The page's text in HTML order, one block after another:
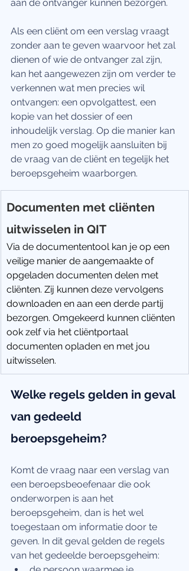
aan de ontvanger kunnen bezorgen.
Als een cliënt om een verslag vraagt
zonder aan te geven waarvoor het zal
dienen of wie de ontvanger zal zijn,
kan het aangewezen zijn om verder te
verkennen wat men precies wil
ontvangen: een opvolgattest, een
kopie van het dossier of een
inhoudelijk verslag. Op die manier kan
men zo goed mogelijk aansluiten bij
de vraag van de cliënt en tegelijk het
beroepsgeheim waarborgen.
Documenten met cliënten
uitwisselen in QIT
Via de documententool kan je op een
veilige manier de aangemaakte of
opgeladen documenten delen met
cliënten. Zij kunnen deze vervolgens
downloaden en aan een derde partij
bezorgen. Omgekeerd kunnen cliënten
ook zelf via het cliëntportaal
documenten opladen en met jou
uitwisselen.
Welke regels gelden in geval
van gedeeld
beroepsgeheim?
Komt de vraag naar een verslag van
een beroepsbeoefenaar die ook
onderworpen is aan het
beroepsgeheim, dan is het wel
toegestaan om informatie door te
geven. In dit geval gelden de regels
van het gedeelde beroepsgeheim: